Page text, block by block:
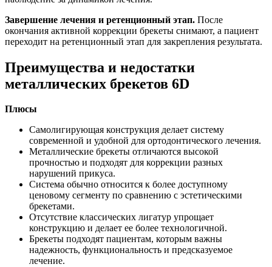
Завершение лечения и ретенционный этап. После
окончания активной коррекции брекеты снимают, а пациент
переходит на ретенционный этап для закрепления результата.
Преимущества и недостатки
металлических брекетов 6D
Плюсы
Самолигирующая конструкция делает систему
современной и удобной для ортодонтического лечения.
Металлические брекеты отличаются высокой
прочностью и подходят для коррекции разных
нарушений прикуса.
Система обычно относится к более доступному
ценовому сегменту по сравнению с эстетическими
брекетами.
Отсутствие классических лигатур упрощает
конструкцию и делает ее более технологичной.
Брекеты подходят пациентам, которым важны
надежность, функциональность и предсказуемое
лечение.